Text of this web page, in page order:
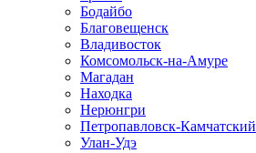
Бодайбо
Благовещенск
Владивосток
Комсомольск-на-Амуре
Магадан
Находка
Нерюнгри
Петропавловск-Камчатский
Улан-Удэ